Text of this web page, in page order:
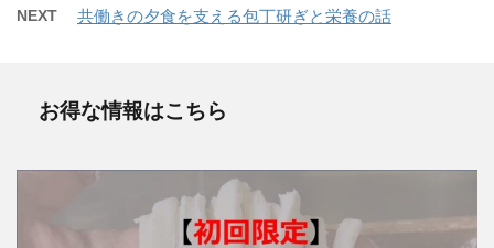
NEXT 共働きの夕食を支える包丁研ぎと栄養の話
お得な情報はこちら